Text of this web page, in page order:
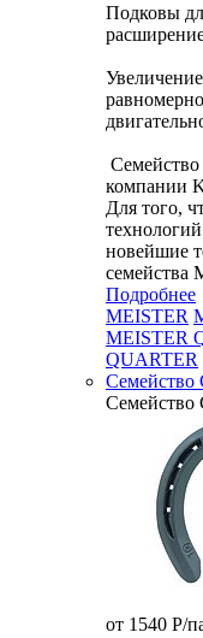
Подковы
Семейство
компании
Для того,
новейшие
семейства
Подробнее
MEISTER
MEISTER
QUARTER
Семейство
Семейство
от 1540 P/